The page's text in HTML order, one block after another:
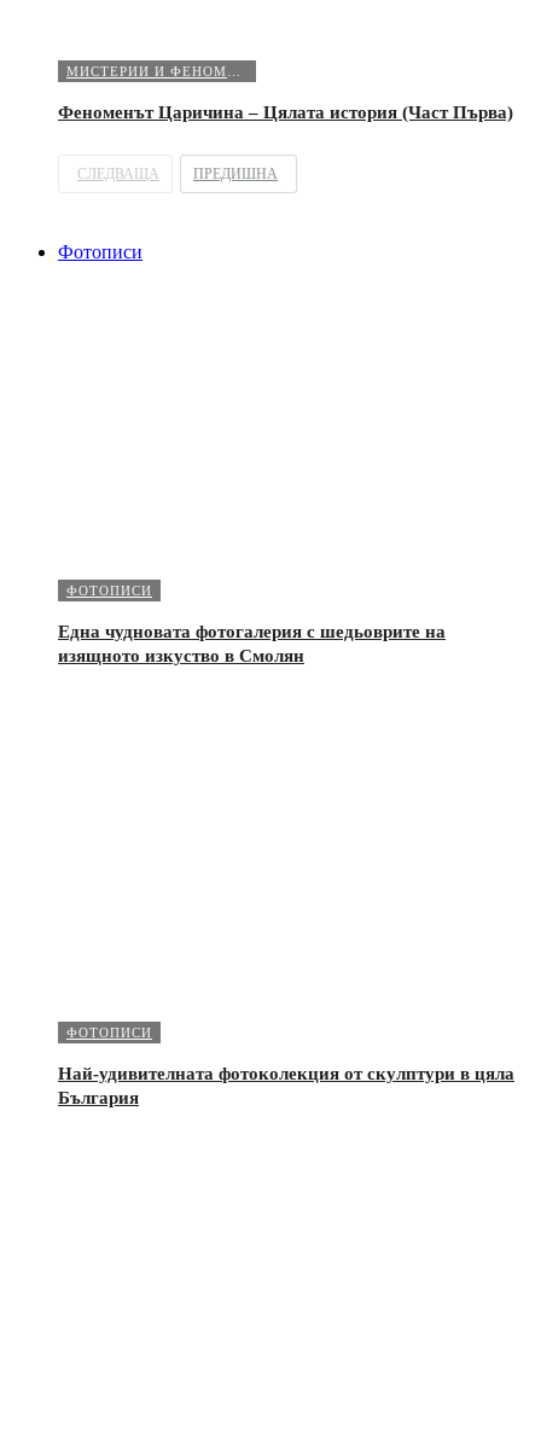
Феноменът Царичина – Цялата история (Част Първа)
СЛЕДВАЩА ПРЕДИШНА
Фотописи
ФОТОПИСИ
Една чудновата фотогалерия с шедьоврите на
изящното изкуство в Смолян
ФОТОПИСИ
Най-удивителната фотоколекция от скулптури в цяла
България